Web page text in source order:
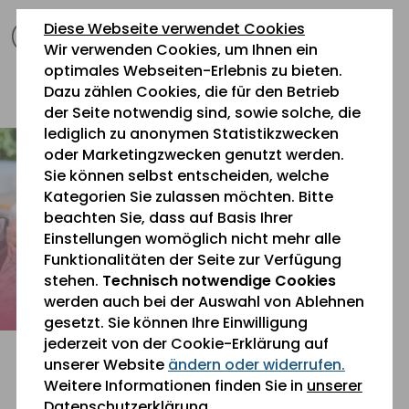
Diese Webseite verwendet Cookies
Wir verwenden Cookies, um Ihnen ein
optimales Webseiten-Erlebnis zu bieten.
Dazu zählen Cookies, die für den Betrieb
der Seite notwendig sind, sowie solche, die
lediglich zu anonymen Statistikzwecken
oder Marketingzwecken genutzt werden.
Sie können selbst entscheiden, welche
Kategorien Sie zulassen möchten. Bitte
beachten Sie, dass auf Basis Ihrer
Einstellungen womöglich nicht mehr alle
Funktionalitäten der Seite zur Verfügung
stehen. Technisch notwendige Cookies
werden auch bei der Auswahl von Ablehnen
gesetzt. Sie können Ihre Einwilligung
jederzeit von der Cookie-Erklärung auf
unserer Website ändern oder widerrufen.
Weitere Informationen finden Sie in unserer
zum
Inhalt
springen
zur
Navigation
springen
zum
Fußbereich
springen
0 26 42 40 60
Einfach gut leben.